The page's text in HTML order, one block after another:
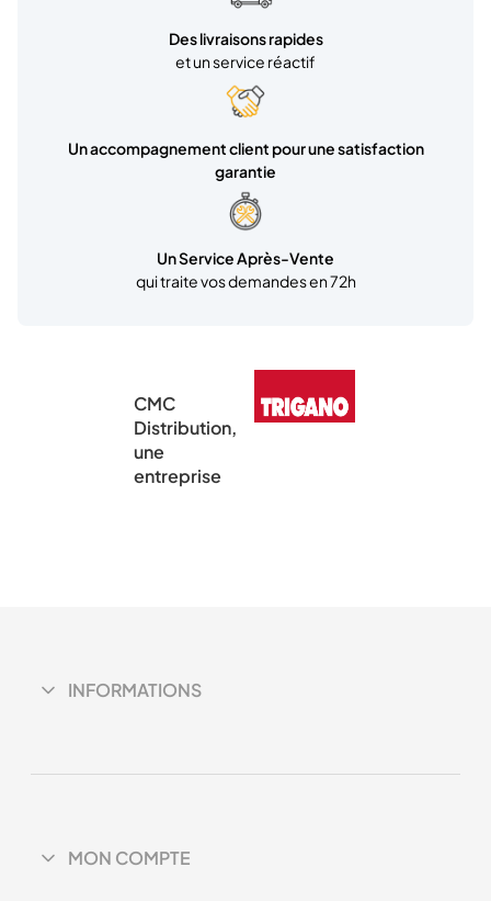
Des livraisons rapides
et un service réactif
Un accompagnement client pour une satisfaction
garantie
Un Service Après-Vente
qui traite vos demandes en 72h
CMC
Distribution,
une
entreprise
INFORMATIONS
MON COMPTE